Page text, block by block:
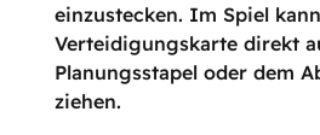
einzustecken. Im Spiel
Verteidigungskarte direkt
Planungsstapel oder dem
ziehen.